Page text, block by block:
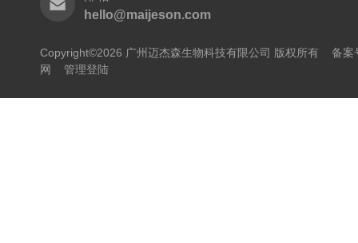
hello@maijeson.com
Copyright©2026 广州迈杰森生物科技有限公司 版权所有 备案
网
管理登陆